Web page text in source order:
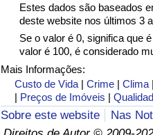
Estes dados são baseados
deste website nos últimos 3
Se o valor é 0, significa que
valor é 100, é considerado
Mais Informações:
Custo de Vida |Crime |Clima
| Preços de Imóveis |
Sobre este website
Nas
Indicador de Poluição
Índice de poluição
Indicador de Poluição por
Trânsito